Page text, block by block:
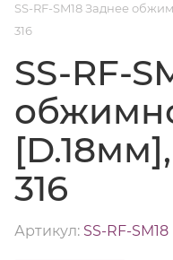
SS-RF-SM18 Заднее
316
SS-RF-
316
Артикул: SS-RF-SM18